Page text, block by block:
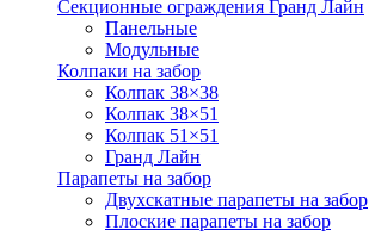
Секционные ограждения Гранд Лайн
Панельные
Модульные
Колпаки на забор
Колпак 38×38
Колпак 38×51
Колпак 51×51
Гранд Лайн
Парапеты на забор
Двухскатные парапеты на забор
Плоские парапеты на забор